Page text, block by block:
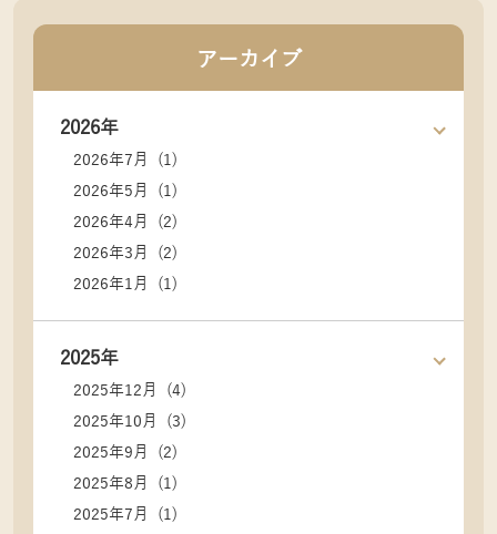
アーカイブ
2026年
2026年7月 (1)
2026年5月 (1)
2026年4月 (2)
2026年3月 (2)
2026年1月 (1)
2025年
2025年12月 (4)
2025年10月 (3)
2025年9月 (2)
2025年8月 (1)
2025年7月 (1)